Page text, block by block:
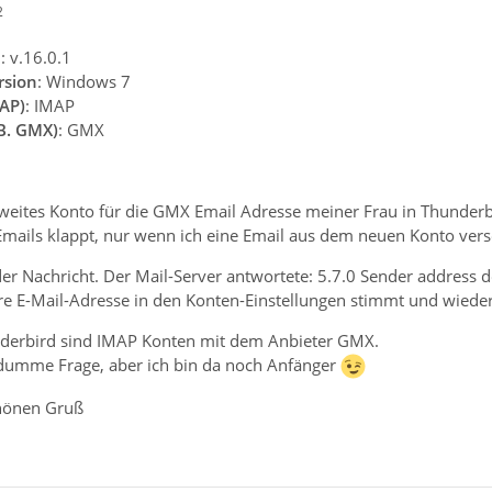
: v.16.0.1
: Windows 7
: IMAP
GMX): GMX
Konto für die GMX Email Adresse meiner Frau in
klappt, nur wenn ich eine Email aus dem neuen Konto
Nachricht. Der Mail-Server antwortete: 5.7.0 Sender
E-Mail-Adresse in den Konten-Einstellungen stimmt und
sind IMAP Konten mit dem Anbieter GMX.
Frage, aber ich bin da noch Anfänger
Gruß